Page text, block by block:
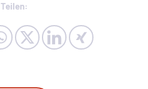
Teilen: